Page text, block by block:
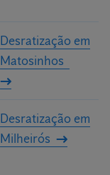
Desratização em
Matosinhos
Desratização em
Milheirós